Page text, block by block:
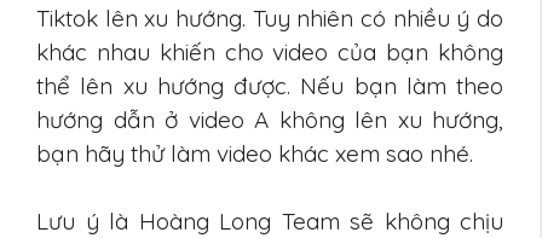
Tiktok lên xu hướng. Tuy nhiên có nhiều ý do
khác nhau khiến cho video của bạn không
thể lên xu hướng được. Nếu bạn làm theo
hướng dẫn ở video A không lên xu hướng,
bạn hãy thử làm video khác xem sao nhé.
Lưu ý là Hoàng Long Team sẽ không chịu